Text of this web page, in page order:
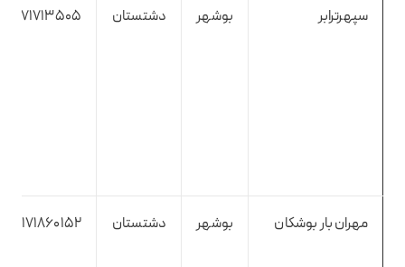
سپهرترابر بوشهر دشتستان 9171713505
مهران بار بوشکان بوشهر دشتستان 9171860152